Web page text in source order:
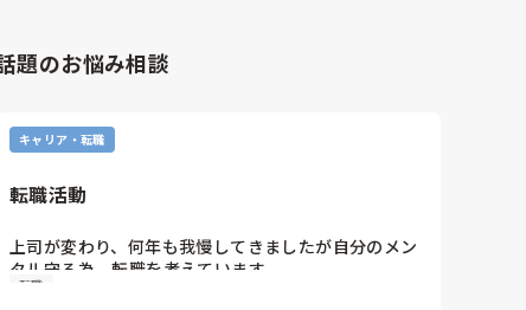
題のお悩み相談
キャリア・転職
転職活動
上司が変わり、何年も我慢してきましたが自分のメン
タル守る為、転職を考えています。
納得できる仕事に出会うまでの間
転職